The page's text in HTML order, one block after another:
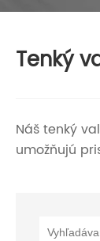
Tenký
Náš tenký
umožňujú